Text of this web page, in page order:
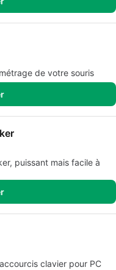
de votre souris
puissant mais facile à
clavier pour PC